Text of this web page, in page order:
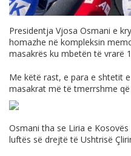
Presidentja Vjosa Osmani e
homazhe në kompleksin
masakrës ku mbetën të vrarë
Me këtë rast, e para e shtetit
masakrat më të tmerrshme
Osmani tha se Liria e
luftës së drejtë të Ushtrisë